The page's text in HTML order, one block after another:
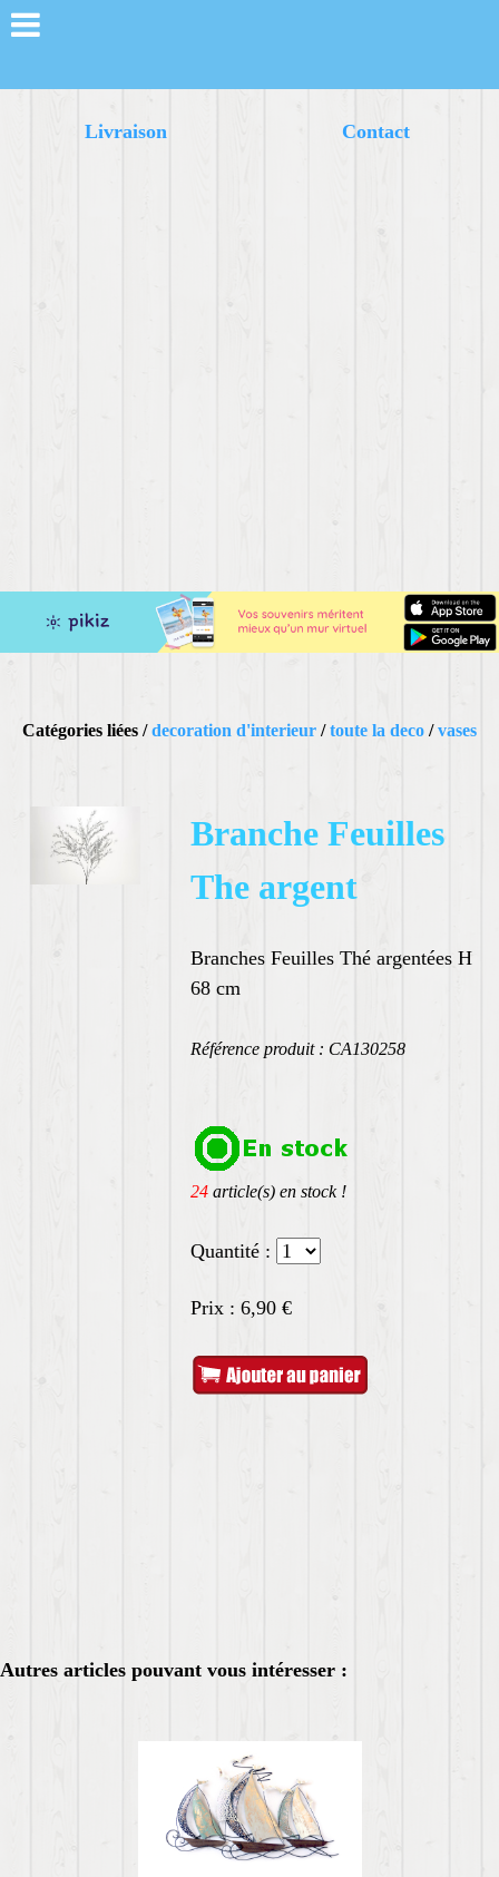
Livraison Contact
Catégories liées /decoration d'interieur /toute la deco /vases
Branche Feuilles
The argent
Branches Feuilles Thé argentées H
68 cm
Référence produit : CA130258
24 article(s) en stock !
Quantité :
Prix : 6,90 €
Autres articles pouvant vous intéresser :